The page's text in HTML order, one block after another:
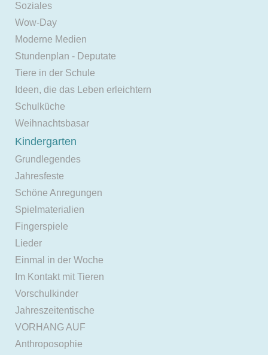
Soziales
Wow-Day
Moderne Medien
Stundenplan - Deputate
Tiere in der Schule
Ideen, die das Leben erleichtern
Schulküche
Weihnachtsbasar
Kindergarten
Grundlegendes
Jahresfeste
Schöne Anregungen
Spielmaterialien
Fingerspiele
Lieder
Einmal in der Woche
Im Kontakt mit Tieren
Vorschulkinder
Jahreszeitentische
VORHANG AUF
Anthroposophie